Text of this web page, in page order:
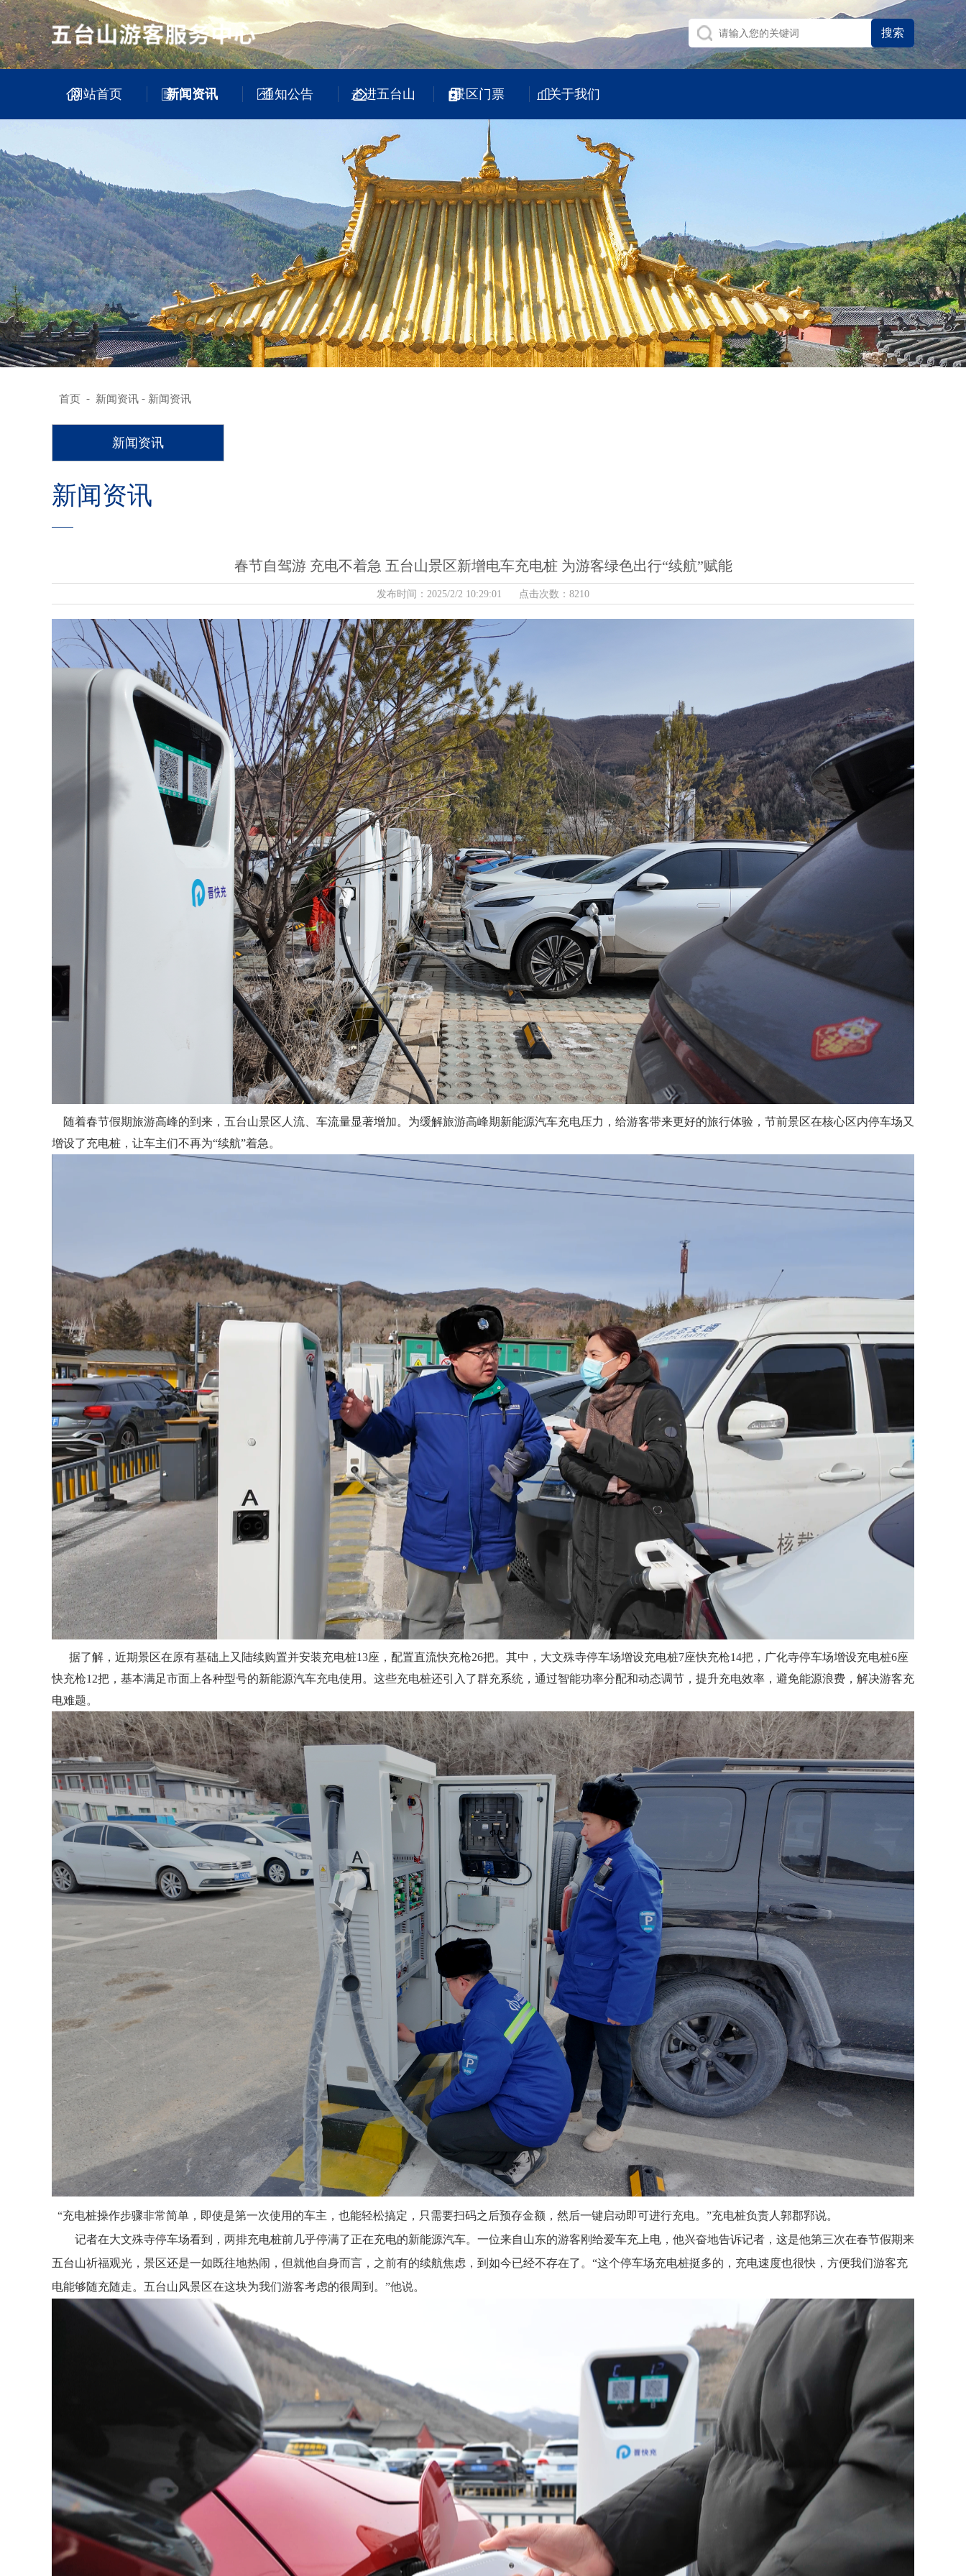
网站首页 新闻资讯 通知公告 走进五台山 景区门票 关于我们
首页 - 新闻资讯 - 新闻资讯
新闻资讯
新闻资讯
春节自驾游 充电不着急 五台山景区新增电车充电桩 为游客绿色出行“续航”赋能
发布时间：2025/2/2 10:29:01 点击次数：8210
随着春节假期旅游高峰的到来，五台山景区人流、车流量显著增加。为缓解旅游高峰期新能源汽车充电压力，给游客带来更好的旅行体验，节前景区在核心区内停车场又
增设了充电桩，让车主们不再为“续航”着急。
据了解，近期景区在原有基础上又陆续购置并安装充电桩13座，配置直流快充枪26把。其中，大文殊寺停车场增设充电桩7座快充枪14把，广化寺停车场增设充电桩6座
快充枪12把，基本满足市面上各种型号的新能源汽车充电使用。这些充电桩还引入了群充系统，通过智能功率分配和动态调节，提升充电效率，避免能源浪费，解决游客充
电难题。
“充电桩操作步骤非常简单，即使是第一次使用的车主，也能轻松搞定，只需要扫码之后预存金额，然后一键启动即可进行充电。”充电桩负责人郭郡郛说。
记者在大文殊寺停车场看到，两排充电桩前几乎停满了正在充电的新能源汽车。一位来自山东的游客刚给爱车充上电，他兴奋地告诉记者，这是他第三次在春节假期来
五台山祈福观光，景区还是一如既往地热闹，但就他自身而言，之前有的续航焦虑，到如今已经不存在了。 “这个停车场充电桩挺多的，充电速度也很快，方便我们游客充
电能够随充随走。五台山风景区在这块为我们游客考虑的很周到。”他说。